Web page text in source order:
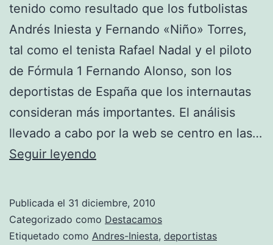
tenido como resultado que los futbolistas
Andrés Iniesta y Fernando «Niño» Torres,
tal como el tenista Rafael Nadal y el piloto
de Fórmula 1 Fernando Alonso, son los
deportistas de España que los internautas
consideran más importantes. El análisis
llevado a cabo por la web se centro en las…
Seguir leyendo
y
Alonso,los
Publicada el 31 diciembre, 2010
Categorizado como Destacamos
Etiquetado como Andres-Iniesta, deportistas